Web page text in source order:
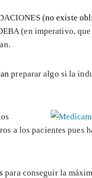
(no existe
(en imperativo,
preparar algo si la
a los pacientes pues
para conseguir la